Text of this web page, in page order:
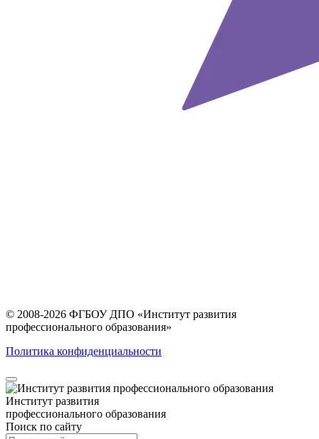
© 2008-2026 ФГБОУ ДПО «Институт развития
профессионального образования»
Политика конфиденциальности
Институт развития
профессионального образования
Поиск по сайту